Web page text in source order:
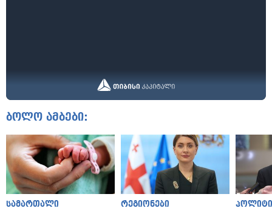
ბოლო ამბები:
სამართალი რეგიონები